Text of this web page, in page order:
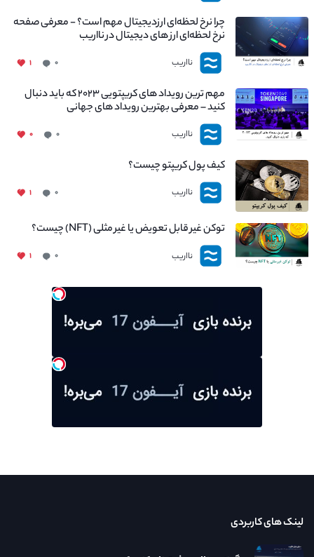
چرا نرخ لحظه‌ای ارزدیجیتال مهم است؟ - معرفی صفحه
نرخ لحظه‌ای ارز های دیجیتال در نااریب
نااریب ۰ ۱
مهم ترین رویداد های کریپتویی ۲۰۲۳ که باید دنبال
کنید – معرفی بهترین رویداد های جهانی
نااریب ۰ ۰
کیف پول کریپتو چیست؟
نااریب ۰ ۱
توکن غیر قابل تعویض یا غیر مثلی (NFT) چیست؟
نااریب ۰ ۱
لینک های کاربردی